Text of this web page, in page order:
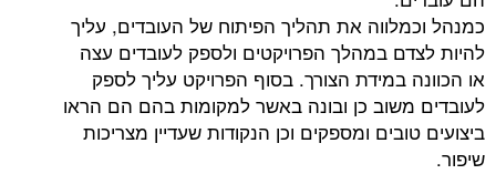
כמנהל וכמלווה את תהליך הפיתוח של העובדים, עליך
להיות לצדם במהלך הפרויקטים ולספק לעובדים עצה
או הכוונה במידת הצורך. בסוף הפרויקט עליך לספק
לעובדים משוב כן ובונה באשר למקומות בהם הם הראו
ביצועים טובים ומספקים וכן הנקודות שעדיין מצריכות
שיפור.